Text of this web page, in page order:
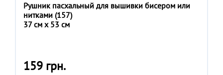
Рушник пасхальный для вышивки бисером или
нитками (157)
37 см x 53 см
159 грн.